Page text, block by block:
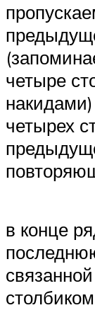
четыре
четырех
в конце